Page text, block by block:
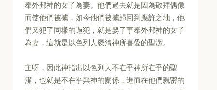
奉外邦神的女子為妻。他們過去就是因為敬拜偶像
而使他們被擄，如今他們被擄歸回到應許之地，他
們又犯了同樣的過犯，就是娶了事奉外邦神的女子
為妻，這就是以色列人褻瀆神所喜愛的聖潔。
主呀，因此神指出以色列人不在乎神所在乎的聖
潔，也就是不在乎與神的關係，進而在他們親密的